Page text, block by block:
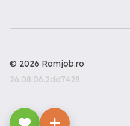
© 2026 Romjob.ro
26.08.06.2dd7428